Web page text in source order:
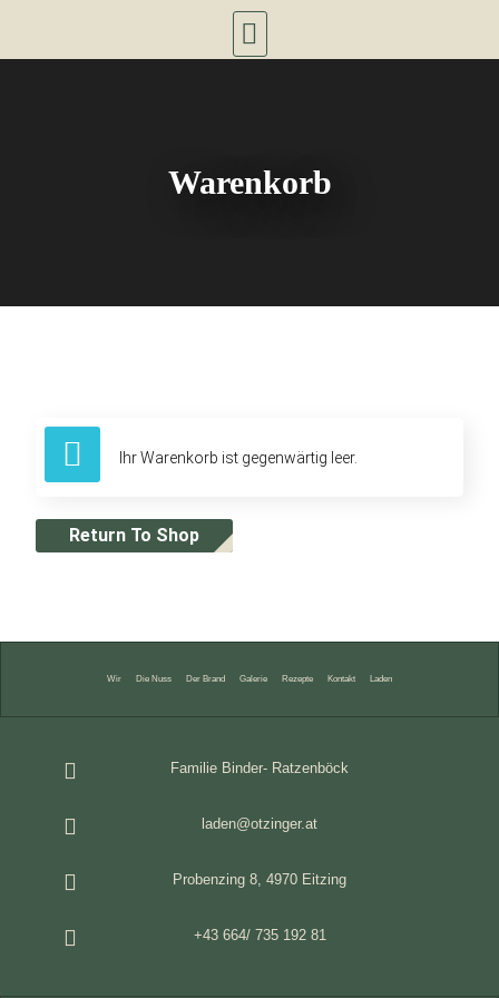
Warenkorb
Ihr Warenkorb ist gegenwärtig leer.
Return To Shop
Wir Die Nuss Der Brand Galerie Rezepte Kontakt Laden
Familie Binder- Ratzenböck
laden@otzinger.at
Probenzing 8, 4970 Eitzing
+43 664/ 735 192 81